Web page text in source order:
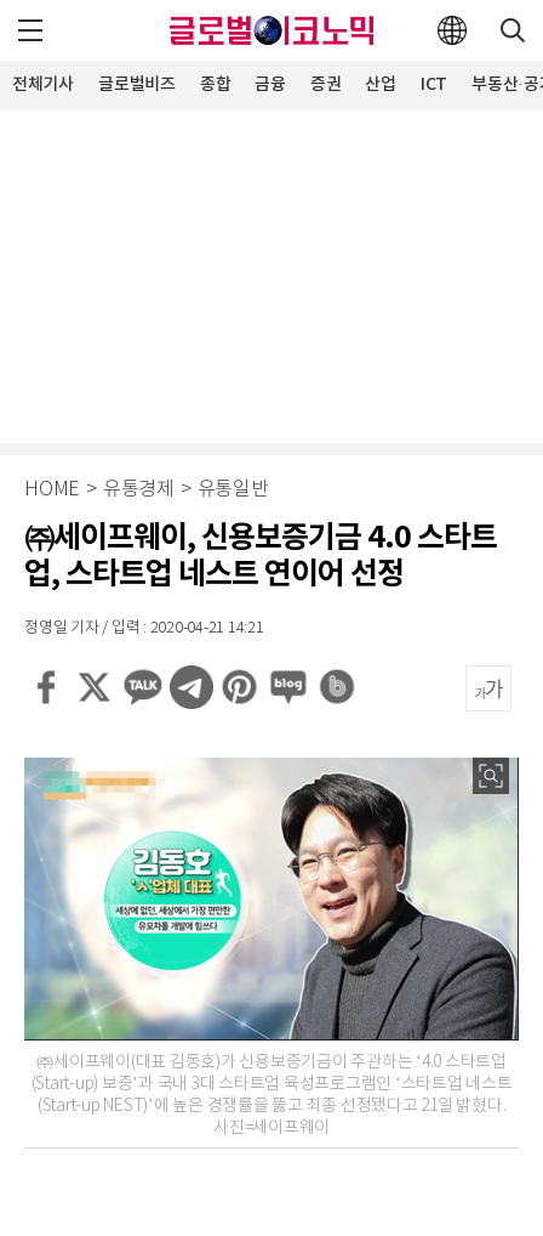
전체기사 글로벌비즈 종합 금융 증권 산업 ICT 부동산·
HOME > 유통경제 > 유통일반
㈜세이프웨이, 신용보증기금 4.0 스타트
업, 스타트업 네스트 연이어 선정
정영일 기자 / 입력 : 2020-04-21 14:21
㈜세이프웨이(대표 김동호)가 신용보증기금이 주관하는 ‘4.0 스타트업
(Start-up) 보증’과 국내 3대 스타트업 육성프로그램인 ‘스타트업 네스트
(Start-up NEST)’에 높은 경쟁률을 뚫고 최종 선정됐다고 21일 밝혔다.
사진=세이프웨이